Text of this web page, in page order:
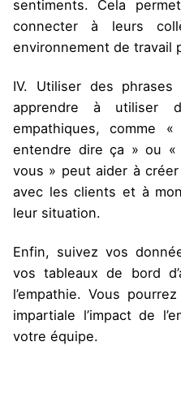
sentiments. Cela
connecter à leurs
environnement de travail
IV. Utiliser des phrases
apprendre à utiliser
empathiques, comme
entendre dire ça » ou
vous » peut aider à
avec les clients et à
leur situation.
Enfin, suivez vos
vos tableaux de bord
l’empathie. Vous
impartiale l’impact de
votre équipe.